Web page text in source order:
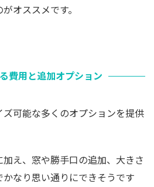
オススメです。
費用と追加オプション
可能な多くのオプションを提供
え、窓や勝手口の追加、大きさ
なり思い通りにできそうです